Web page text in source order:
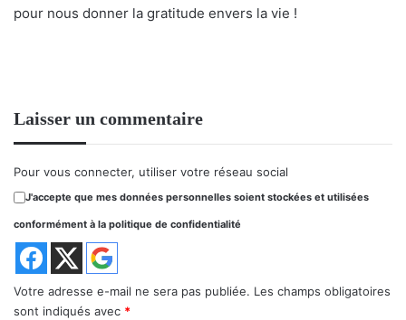
pour nous donner la gratitude envers la vie !
Laisser un commentaire
Pour vous connecter, utiliser votre réseau social
J'accepte que mes données personnelles soient stockées et utilisées
conformément à la politique de confidentialité
Votre adresse e-mail ne sera pas publiée. Les champs obligatoires
sont indiqués avec *